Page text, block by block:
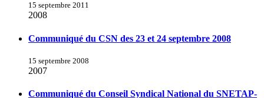
15 septembre 2011
2008
Communiqué du CSN des 23 et 24 septembre 2008
15 septembre 2008
2007
Communiqué du Conseil Syndical National du SNETAP-